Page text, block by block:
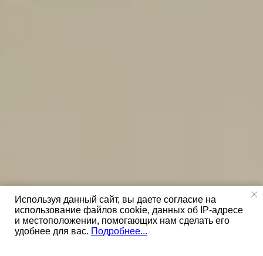
Путевки в лагерь
Используя данный сайт, вы даете согласие на
использование файлов cookie, данных об IP-адресе
и местоположении, помогающих нам сделать его
удобнее для вас. Подробнее...